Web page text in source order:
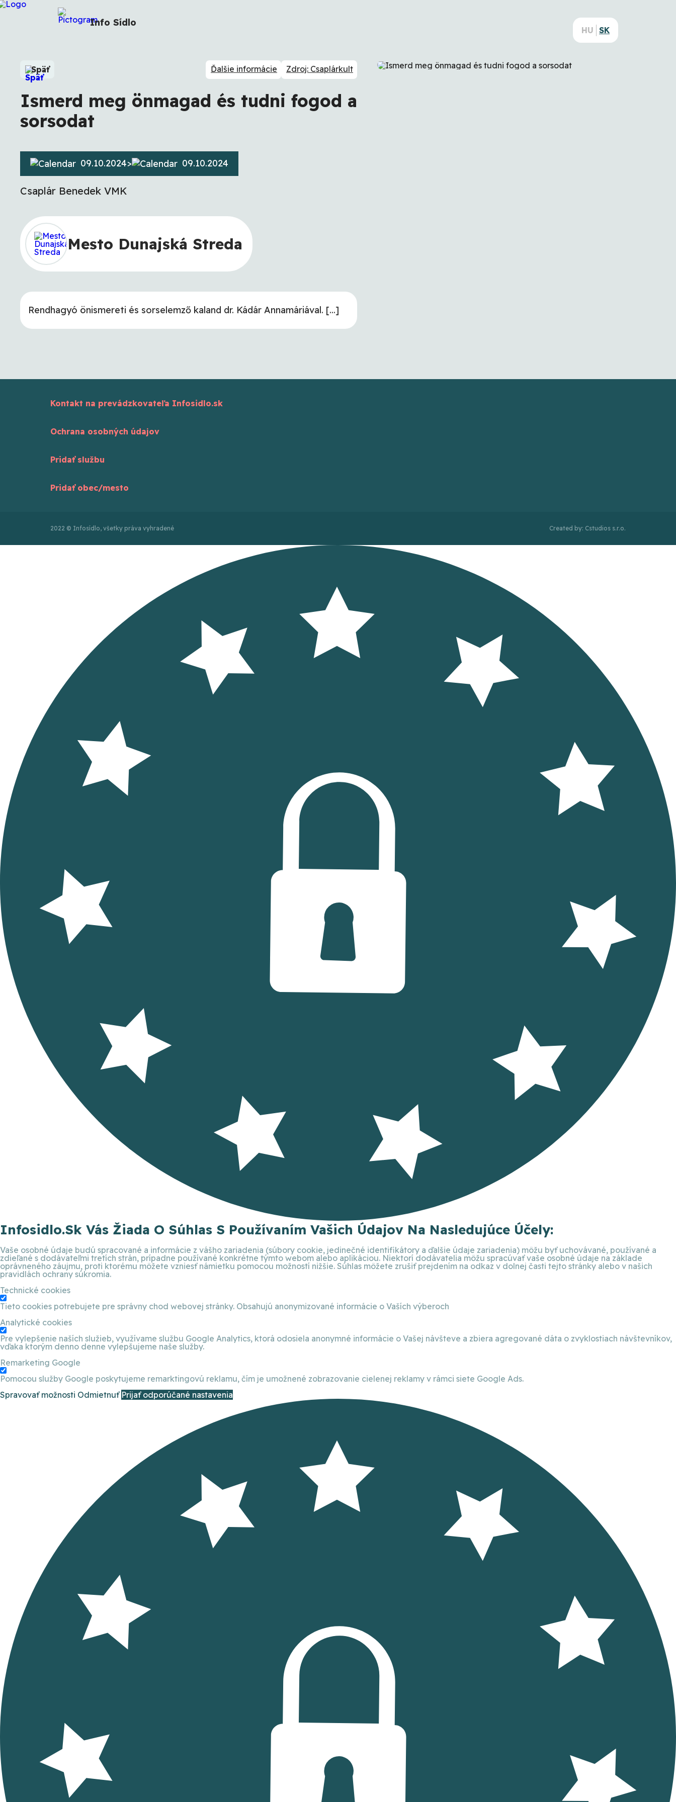
Info Sídlo
HU SK
Späť Ďalšie informácie Zdroj: Csaplárkult
Ismerd meg önmagad és tudni fogod a
sorsodat
09.10.2024> 09.10.2024
Csaplár Benedek VMK
Mesto Dunajská Streda
Rendhagyó önismereti és sorselemző kaland dr. Kádár Annamáriával. [...]
Kontakt na prevádzkovateľa Infosidlo.sk
Ochrana osobných údajov
Pridať službu
Pridať obec/mesto
2022 © Infosídlo, všetky práva vyhradené Created by: Cstudios s.r.o.
Infosidlo.sk Vás Žiada O Súhlas S Používaním Vašich Údajov Na Nasledujúce Účely:
Vaše osobné údaje budú spracované a informácie z vášho zariadenia (súbory cookie, jedinečné identifikátory a ďalšie údaje zariadenia) môžu byť uchovávané, používané a
zdieľané s dodávateľmi tretích strán, prípadne používané konkrétne týmto webom alebo aplikáciou. Niektorí dodávatelia môžu spracúvať vaše osobné údaje na základe
oprávneného záujmu, proti ktorému môžete vzniesť námietku pomocou možností nižšie. Súhlas môžete zrušiť prejdením na odkaz v dolnej časti tejto stránky alebo v našich
pravidlách ochrany súkromia.
Technické cookies
Tieto cookies potrebujete pre správny chod webovej stránky. Obsahujú anonymizované informácie o Vaších výberoch
Analytické cookies
Pre vylepšenie naších služieb, využívame službu Google Analytics, ktorá odosiela anonymné informácie o Vašej návšteve a zbiera agregované dáta o zvyklostiach návštevníkov,
vďaka ktorým denno denne vylepšujeme naše služby.
Remarketing Google
Pomocou služby Google poskytujeme remarktingovú reklamu, čím je umožnené zobrazovanie cielenej reklamy v rámci siete Google Ads.
Spravovať možnosti Odmietnuť Prijať odporúčané nastavenia